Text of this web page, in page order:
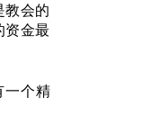
教会的
资金最
一个精